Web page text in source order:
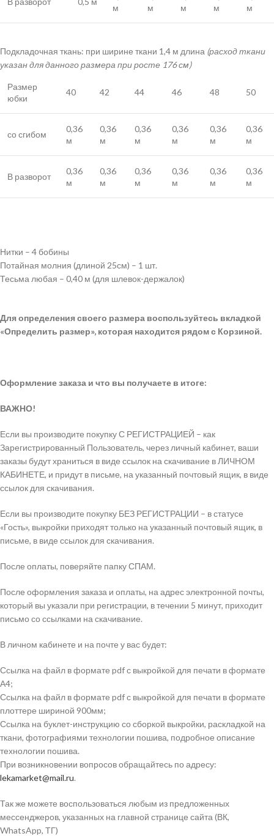
м
м
м
м
м
Подкладочная ткань: при ширине ткани 1,4 м длина (расход ткани
указан для данного размера при росте 176 см)
Размер
юбки
40 42 44 46 48 50
со сгибом
0,36
м
0,36
м
0,36
м
0,36
м
0,36
м
0,36
м
В разворот
0,36
м
0,36
м
0,36
м
0,36
м
0,36
м
0,36
м
Нитки – 4 бобины
Потайная молния (длиной 25см) – 1 шт.
Тесьма любая – 0,40 м (для шлевок-держалок)
Для определения своего размера воспользуйтесь вкладкой
«Определить размер», которая находится рядом с Корзиной.
Оформление заказа и что вы получаете в итоге:
ВАЖНО!
Если вы производите покупку С РЕГИСТРАЦИЕЙ – как
Зарегистрированный Пользователь, через личный кабинет, ваши
заказы будут храниться в виде ссылок на скачивание в ЛИЧНОМ
КАБИНЕТЕ, и придут в письме, на указанный почтовый ящик, в виде
ссылок для скачивания.
Если вы производите покупку БЕЗ РЕГИСТРАЦИИ – в статусе
«Гость», выкройки приходят только на указанный почтовый ящик, в
письме, в виде ссылок для скачивания.
После оплаты, поверяйте папку СПАМ.
После оформления заказа и оплаты, на адрес электронной почты,
который вы указали при регистрации, в течении 5 минут, приходит
письмо со ссылками на скачивание.
В личном кабинете и на почте у вас будет:
Ссылка на файл в формате pdf с выкройкой для печати в формате
А4;
Ссылка на файл в формате pdf с выкройкой для печати в формате
плоттере шириной 900мм;
Ссылка на буклет-инструкцию со сборкой выкройки, раскладкой на
ткани, фотографиями технологии пошива, подробное описание
технологии пошива.
При возникновении вопросов обращайтесь по адресу:
lekamarket@mail.ru.
Так же можете воспользоваться любым из предложенных
мессенджеров, указанных на главной странице сайта (ВК,
WhatsApp, ТГ)